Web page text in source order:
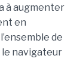
à augmenter
en
de
le navigateur